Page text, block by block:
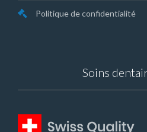
Politique de confidentialité
Soins